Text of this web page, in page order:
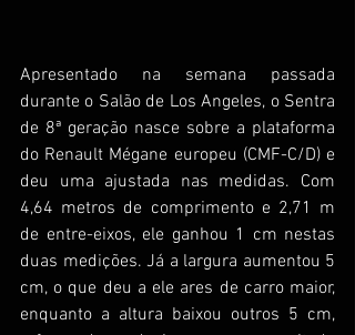
Apresentado na semana passada
durante o Salão de Los Angeles, o Sentra
de 8ª geração nasce sobre a plataforma
do Renault Mégane europeu (CMF-C/D) e
deu uma ajustada nas medidas. Com
4,64 metros de comprimento e 2,71 m
de entre-eixos, ele ganhou 1 cm nestas
duas medições. Já a largura aumentou 5
cm, o que deu a ele ares de carro maior,
enquanto a altura baixou outros 5 cm,